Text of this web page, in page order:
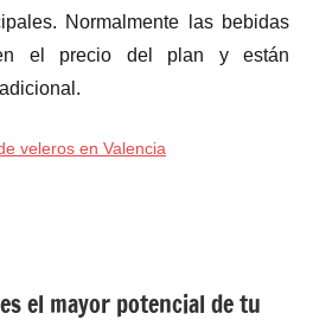
Normalmente las bebidas
el precio del plan y están
veleros en Valencia
el mayor potencial de tu